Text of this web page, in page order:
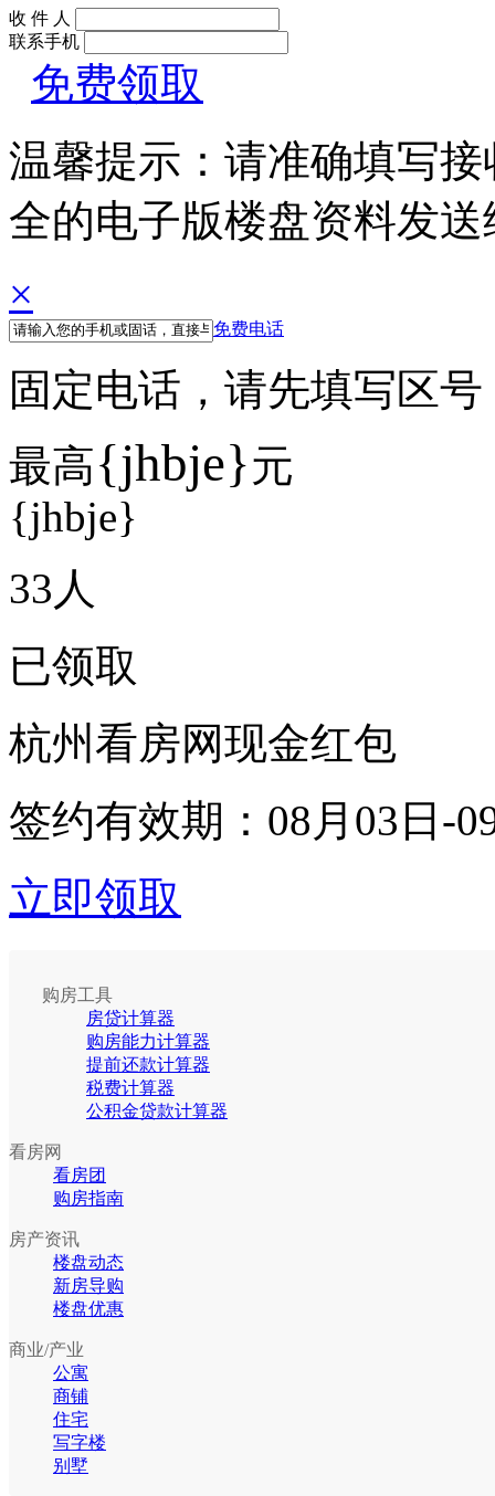
收 件 人
联系手机
免费领取
温馨提示：请准确填写
全的电子版楼盘资料发送
×
免费电话
固定电话，请先填写区
最高{jhbje}元
{jhbje}
33 人
已领取
杭州看房网现金红包
签约有效期： 08月03日-
立即领取
购房工具
房贷计算器
购房能力计算器
提前还款计算器
税费计算器
公积金贷款计算器
看房网
看房团
购房指南
房产资讯
楼盘动态
新房导购
楼盘优惠
商业/产业
公寓
商铺
住宅
写字楼
别墅